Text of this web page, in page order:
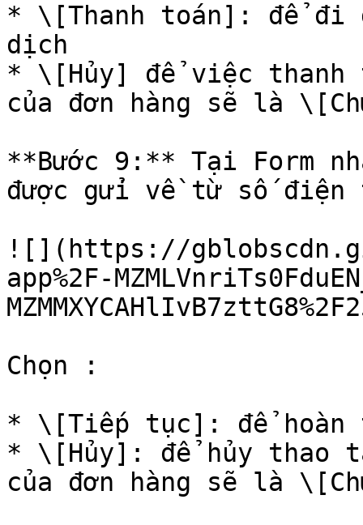
* \[Thanh toán]: để đi
dịch
* \[Hủy] để việc thanh
của đơn hàng sẽ là
**Bước 9:** Tại Form
được gửi về từ số điện
![](https://
app%2F-
Chọn :
* \[Tiếp tục]: để hoàn
* \[Hủy]: để hủy thao
của đơn hàng sẽ là